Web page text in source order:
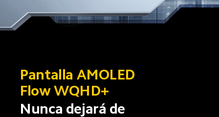
Pantalla AMOLED
Flow WQHD+
Nunca dejará de